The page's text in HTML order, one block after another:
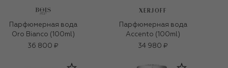
Парфюмерная вода
Oro Bianco (100ml)
36 800 ₽
XERJOFF
Парфюмерная вода
Accento (100ml)
34 980 ₽